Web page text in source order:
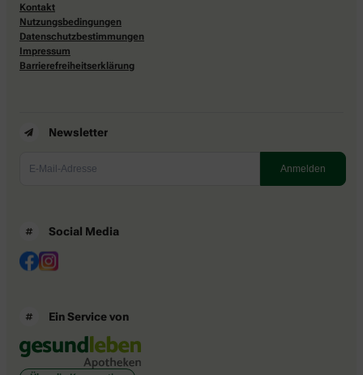
Kontakt
Nutzungsbedingungen
Datenschutzbestimmungen
Impressum
Barrierefreiheitserklärung
Newsletter
Social Media
Ein Service von